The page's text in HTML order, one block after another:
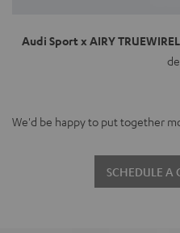
Audi Sport x AIRY
We'd be happy to put together
SCHEDULE A